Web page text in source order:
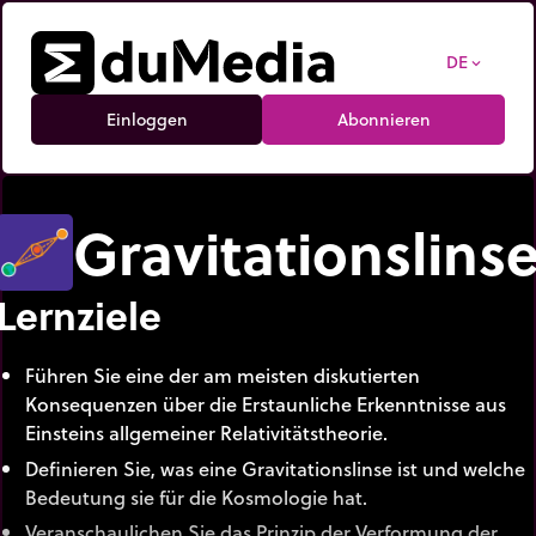
DE expand_more
Einloggen Abonnieren
Führen Sie eine der am meisten diskutierten
Konsequenzen über die Erstaunliche Erkenntnisse aus
Einsteins allgemeiner Relativitätstheorie.
Definieren Sie, was eine Gravitationslinse ist und welche
Bedeutung sie für die Kosmologie hat.